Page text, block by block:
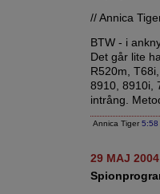
// Annica
BTW - i
Det går lite
R520m,
8910, 8910i,
intrång.
Annica Tiger 5:58
29 MAJ 2004